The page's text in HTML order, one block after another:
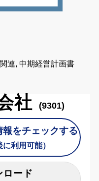
連, 中期経営計画書
社 (9301)
をチェックする
に利用可能）
ロード